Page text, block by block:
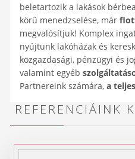
beletartozik a lakások
körű menedzselése, már
megvalósítjuk! Komplex
nyújtunk lakóházak és
közgazdasági, pénzügyi és
valamint egyéb
Partnereink számára,a
REFERENCIÁINK